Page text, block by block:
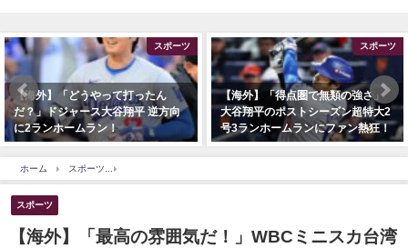
スポーツ
【海外】「得点圏で無類の強さ」
大谷翔平のポストシーズン超特大2
号3ランホームランにファン熱狂！
動物
【海外】「怖すぎる」北海道で熊
に襲撃される映像に海外戦慄！
ホーム スポーツ
スポーツ
【海外】「最高の雰囲気だ！」WBCミニスカ台湾